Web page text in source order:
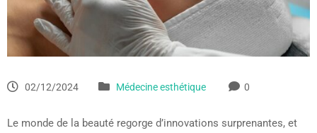
02/12/2024 Médecine esthétique 0
Le monde de la beauté regorge d’innovations surprenantes, et